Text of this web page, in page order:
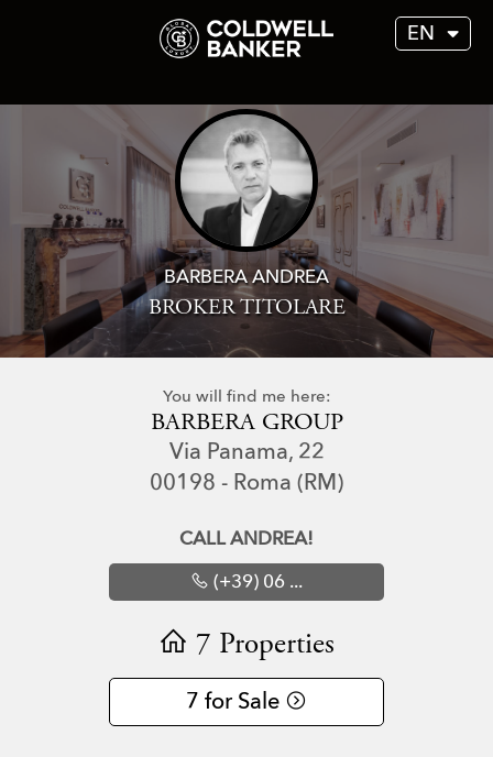
EN
BARBERA ANDREA
BROKER TITOLARE
You will find me here:
BARBERA GROUP
Via Panama, 22
00198 - Roma (RM)
CALL ANDREA!
(+39) 06 ...
7 Properties
7 for Sale